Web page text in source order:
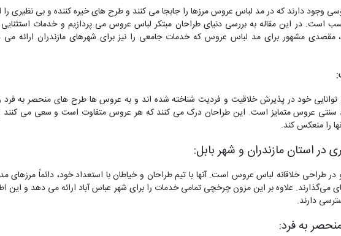
وجود دارند که در مد لباس عروس مرزها را جابجا می کنند و طرح های خیره کننده و بی نظیری را
است. در این مقاله به بررسی دنیای طراحان مبتکر لباس عروس می پردازیم و خدمات استثنایی
مشهور برای مد لباس عروس که خدمات جامعی را نیز برای شهرهای مازندران ارائه می
توانایی خود در پذیرش خلاقیت و فردیت شناخته شده اند و به عروس ها طرح های منحصر به فرد
مد سنتی عروس متمایز است. این طراحان درک می کنند که هر عروس متفاوت است و سعی می کنند
را منعکس کند.
در طراحی خلاقانه لباس عروس است. آنها با تیم طراحان و خیاطان با استعداد خود، دائماً
می‌گذارند. علاوه بر این مزون چرخچی تمامی خدمات را برای شهر عباس آباد ارائه می دهد و
دارند.